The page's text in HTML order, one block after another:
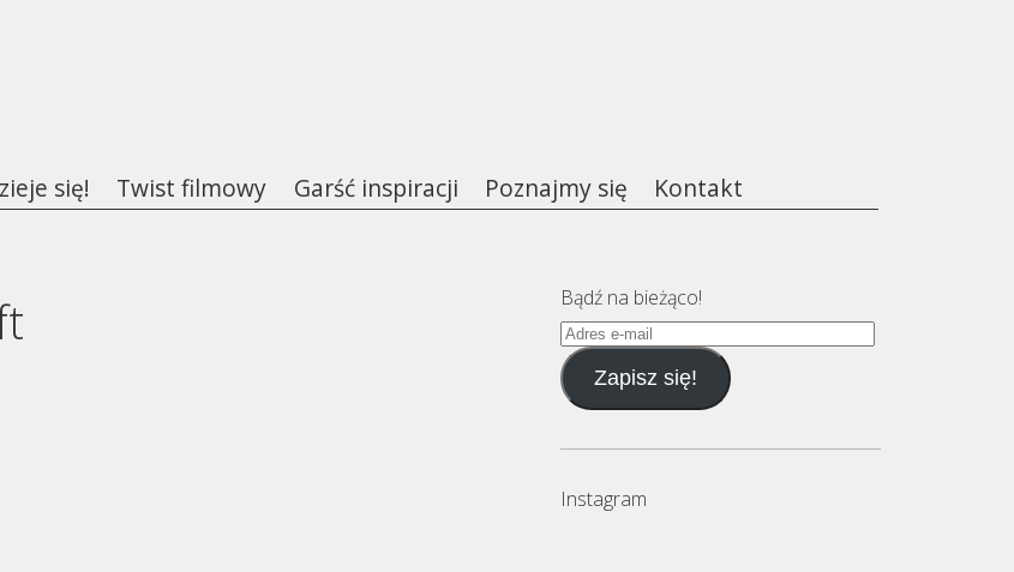
się! Twist filmowy Garść inspiracji Poznajmy się Kontakt
Bądź na bieżąco!
Adres
e-
mailZapisz się!
Instagram